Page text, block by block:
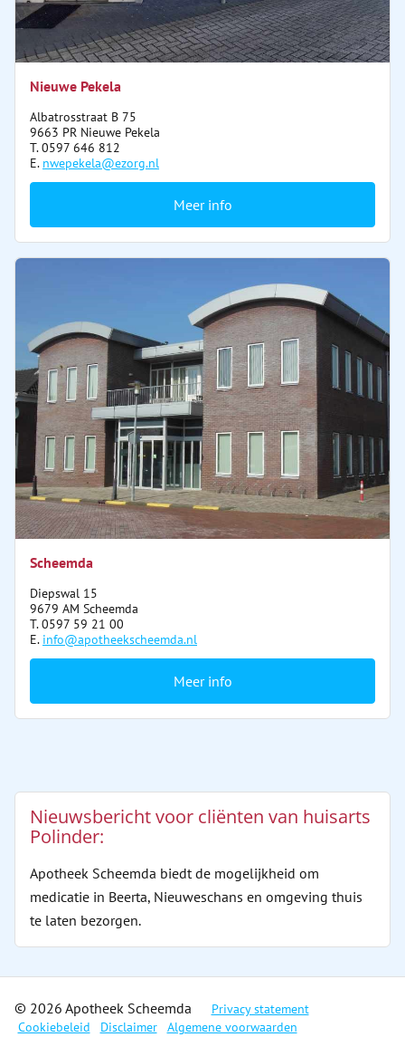
Nieuwe Pekela
Albatrosstraat B 75
9663 PR Nieuwe Pekela
T. 0597 646 812
E. nwepekela@ezorg.nl
Meer info
Scheemda
Diepswal 15
9679 AM Scheemda
T. 0597 59 21 00
E. info@apotheekscheemda.nl
Meer info
Nieuwsbericht voor cliënten van huisarts
Polinder:
Apotheek Scheemda biedt de mogelijkheid om
medicatie in Beerta, Nieuweschans en omgeving thuis
te laten bezorgen.
© 2026 Apotheek Scheemda
Privacy statement
Cookiebeleid
Disclaimer Algemene voorwaarden